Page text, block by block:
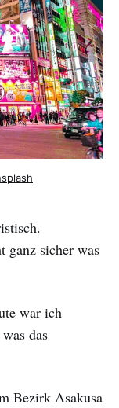
ganz sicher was
war ich
das
Bezirk Asakusa